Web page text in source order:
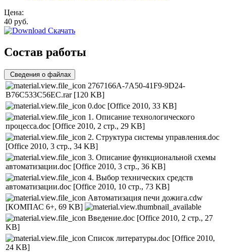
Цена:
40 руб.
Скачать
Состав работы
Сведения о файлах
2767166A-7A50-41F9-9D24-
B76C533C56EC.rar [120 KB]
0.doc [Office 2010, 33 KB]
1. Описание технологического
процесса.doc [Office 2010, 2 стр., 29 KB]
2. Структура системы управления.doc
[Office 2010, 3 стр., 34 KB]
3. Описание функциональной схемы
автоматизации.doc [Office 2010, 3 стр., 36 KB]
4. Выбор технических средств
автоматизации.doc [Office 2010, 10 стр., 73 KB]
Автоматизация печи дожига.cdw
[КОМПАС 6+, 69 KB]
Введение.doc [Office 2010, 2 стр., 27
KB]
Список литературы.doc [Office 2010,
24 KB]